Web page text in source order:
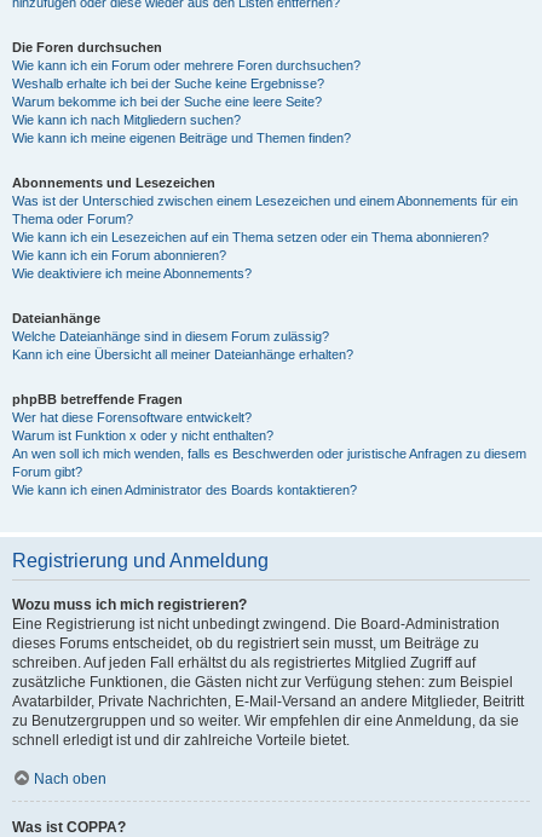
Die Foren durchsuchen
Wie kann ich ein Forum oder mehrere Foren durchsuchen?
Weshalb erhalte ich bei der Suche keine Ergebnisse?
Warum bekomme ich bei der Suche eine leere Seite?
Wie kann ich nach Mitgliedern suchen?
Wie kann ich meine eigenen Beiträge und Themen finden?
Abonnements und Lesezeichen
Was ist der Unterschied zwischen einem Lesezeichen und einem Abonnements für ein
Thema oder Forum?
Wie kann ich ein Lesezeichen auf ein Thema setzen oder ein Thema abonnieren?
Wie kann ich ein Forum abonnieren?
Wie deaktiviere ich meine Abonnements?
Dateianhänge
Welche Dateianhänge sind in diesem Forum zulässig?
Kann ich eine Übersicht all meiner Dateianhänge erhalten?
phpBB betreffende Fragen
Wer hat diese Forensoftware entwickelt?
Warum ist Funktion x oder y nicht enthalten?
An wen soll ich mich wenden, falls es Beschwerden oder juristische Anfragen zu diesem
Forum gibt?
Wie kann ich einen Administrator des Boards kontaktieren?
Registrierung und Anmeldung
Wozu muss ich mich registrieren?
Eine Registrierung ist nicht unbedingt zwingend. Die Board-Administration
dieses Forums entscheidet, ob du registriert sein musst, um Beiträge zu
schreiben. Auf jeden Fall erhältst du als registriertes Mitglied Zugriff auf
zusätzliche Funktionen, die Gästen nicht zur Verfügung stehen: zum Beispiel
Avatarbilder, Private Nachrichten, E-Mail-Versand an andere Mitglieder, Beitritt
zu Benutzergruppen und so weiter. Wir empfehlen dir eine Anmeldung, da sie
schnell erledigt ist und dir zahlreiche Vorteile bietet.
Nach oben
Was ist COPPA?